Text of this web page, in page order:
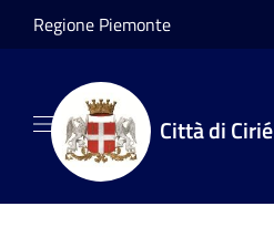
Salta al contenuto principale
Regione Piemonte
Città di Cirié